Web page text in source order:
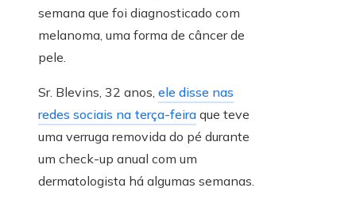
semana que foi diagnosticado com
melanoma, uma forma de câncer de
pele.
Sr. Blevins, 32 anos, ele disse nas
redes sociais na terça-feira que teve
uma verruga removida do pé durante
um check-up anual com um
dermatologista há algumas semanas.